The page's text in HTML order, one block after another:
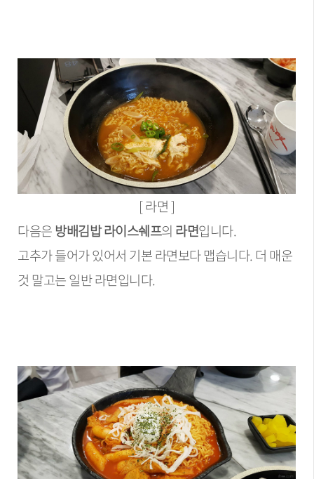
[ 라면 ]
다음은방배김밥 라이스쉐프의 라면입니다.
고추가 들어가 있어서 기본 라면보다 맵습니다. 더 매운
것 말고는 일반 라면입니다.